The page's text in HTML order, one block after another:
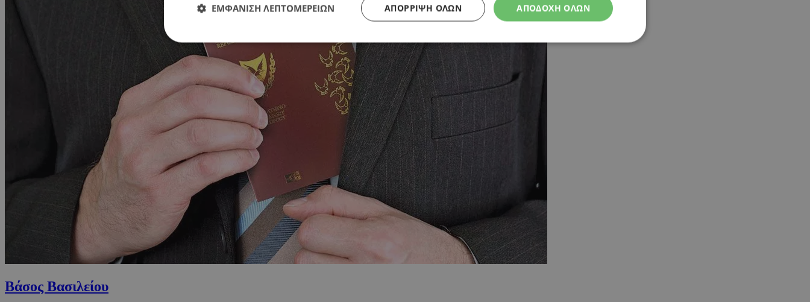
Βάσος Βασιλείου
ΑΠΟΔΟΧΗ ΟΛΩΝ
ΑΠΌΡΡΙΨΗ ΌΛΩΝ
ΕΜΦΑΝΙΣΗ ΛΕΠΤΟΜΕΡΕΙΩΝ